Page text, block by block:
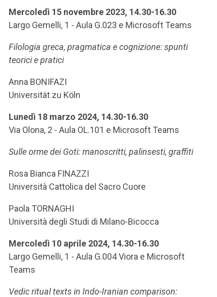
Mercoledì 15 novembre 2023, 14.30-16.30
Largo Gemelli, 1 - Aula G.023 e Microsoft Teams
Filologia greca, pragmatica e cognizione: spunti
teorici e pratici
Anna BONIFAZI
Universität zu Köln
Lunedì 18 marzo 2024, 14.30-16.30
Via Olona, 2 - Aula OL.101 e Microsoft Teams
Sulle orme dei Goti: manoscritti, palinsesti, graffiti
Rosa Bianca FINAZZI
Università Cattolica del Sacro Cuore
Paola TORNAGHI
Università degli Studi di Milano-Bicocca
Mercoledì 10 aprile 2024, 14.30-16.30
Largo Gemelli, 1 - Aula G.004 Viora e Microsoft
Teams
Vedic ritual texts in Indo-Iranian comparison: